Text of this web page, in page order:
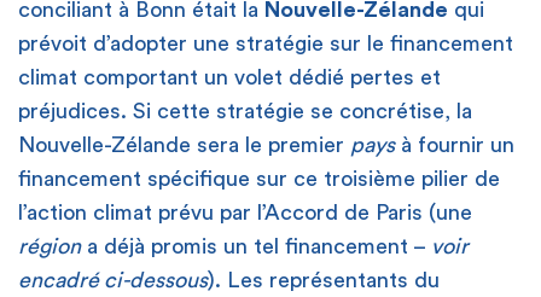
conciliant à Bonn était la Nouvelle-Zélande qui
prévoit d’adopter une stratégie sur le financement
climat comportant un volet dédié pertes et
préjudices. Si cette stratégie se concrétise, la
Nouvelle-Zélande sera le premier paysà fournir un
financement spécifique sur ce troisième pilier de
l’action climat prévu par l’Accord de Paris (une
régiona déjà promis un tel financement – voir
encadré ci-dessous). Les représentants du